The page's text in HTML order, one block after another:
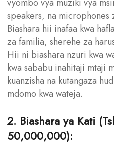
vyombo vya muziki vya
speakers, na microphones
Biashara hii inafaa kwa
za familia, sherehe za
Hii ni biashara nzuri kwa
kwa sababu inahitaji mtaji
kuanzisha na kutangaza
mdomo kwa wateja.
2. Biashara ya Kati
50,000,000):